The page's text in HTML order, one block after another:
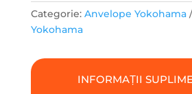
AE61
235/60R18
Categorie: Anvelope Yokohama
Yokohama
INFORMAȚII